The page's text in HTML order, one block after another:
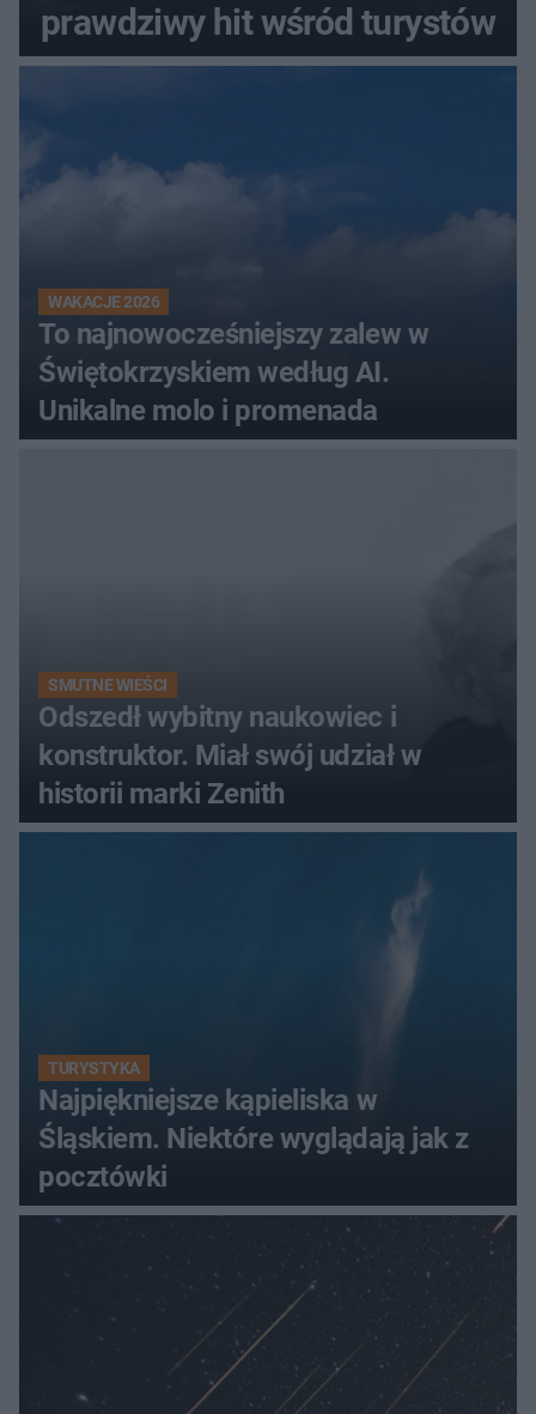
prawdziwy hit wśród turystów
WAKACJE 2026
To najnowocześniejszy zalew w
Świętokrzyskiem według AI.
Unikalne molo i promenada
SMUTNE WIEŚCI
Odszedł wybitny naukowiec i
konstruktor. Miał swój udział w
historii marki Zenith
TURYSTYKA
Najpiękniejsze kąpieliska w
Śląskiem. Niektóre wyglądają jak z
pocztówki